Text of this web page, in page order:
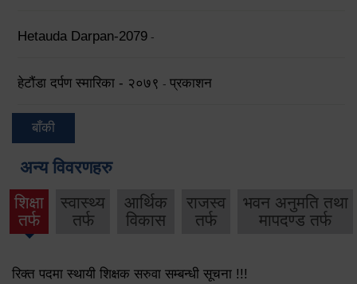
Hetauda Darpan-2079 -
हेटौंडा दर्पण स्मारिका - २०७९ - प्रकाशन
बाँकी
अन्य विवरणहरु
शिक्षा
तर्फ
स्वास्थ्य
तर्फ
आर्थिक
विकास
राजस्व
तर्फ
भवन अनुमति तथा
मापदण्ड तर्फ
रिक्त पदमा स्थायी शिक्षक सरुवा सम्बन्धी सूचना !!!